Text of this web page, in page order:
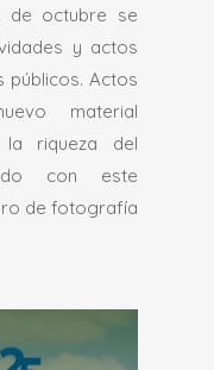
de octubre se
y actos
públicos. Actos
material
la riqueza del
con este
de fotografía